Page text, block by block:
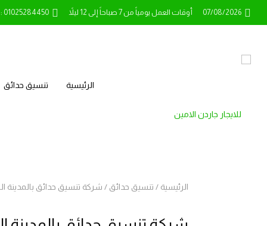
07/08/2026 أوقات العمل يومياً من 7 صباحاً إلى 12 ليلاً 01025284450
الرئيسية تنسيق حدائق
الرئيسية / تنسيق حدائق / شركة تنسيق حدائق بالمدينة